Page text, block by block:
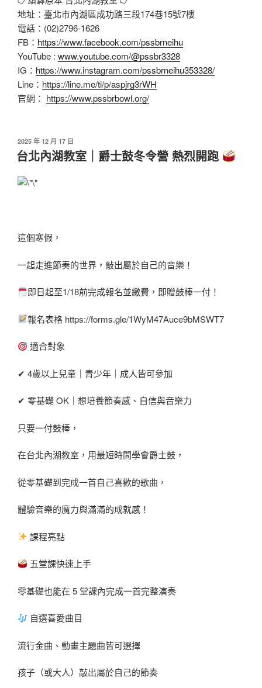
地址：臺北市內湖區成功路三段174巷15號7樓
電話：(02)2796-1626
FB： https://www.facebook.com/pssbrneihu
YouTube : www.youtube.com/@pssbr3328
IG： https://www.instagram.com/pssbrneihu353328/
Line： https://line.me/ti/p/aspjrg3rWH
官網： https://www.pssbrbowl.org/
2025 年 12 月 17 日
台北內湖教室｜爵士鼓冬令營 熱烈開跑
這個寒假，
一起走進節奏的世界，敲出屬於自己的音樂！
即日起至1/18前完成報名並繳費，即贈鼓棒一付！
報名表格 https://forms.gle/1WyM47Auce9bMSWT7
適合對象
✔ 4歲以上兒童｜青少年｜成人皆可參加
✔ 零基礎 OK｜想培養節奏感、自信與音樂力
只要一付鼓棒，
在台北內湖教室，用最短時間學會爵士鼓，
從零基礎到完成一首自己喜歡的歌曲，
體驗音樂的魔力與滿滿的成就感！
課程亮點
五堂課快速上手
零基礎也能在 5 堂課內完成一首完整演奏
自選喜愛曲目
流行金曲、動畫主題曲皆可選擇
孩子（或大人）敲出屬於自己的節奏